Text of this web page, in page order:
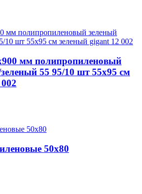
мм полипропиленовый
55 95/10 шт 55х95 см
50x80